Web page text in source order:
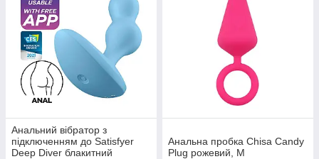
Анальний вібратор з
підключенням до Satisfyer
Deep Diver блакитний
Анальна пробка Chisa Candy
Plug рожевий, M